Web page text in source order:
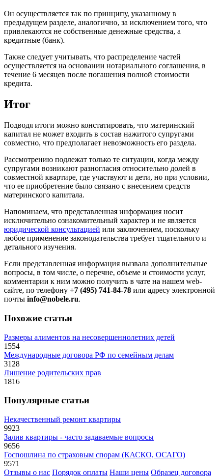
Он осуществляется так по принципу, указанному в
предыдущем разделе, аналогично, за исключением того, что
привлекаются не собственные денежные средства, а
кредитные (банк).
Также следует учитывать, что распределение частей
осуществляется на основании нотариального соглашения, в
течение 6 месяцев после погашения полной стоимости
кредита.
Итог
Подводя итоги можно констатировать, что материнский
капитал не может входить в состав нажитого супругами
совместно, что предполагает невозможность его раздела.
Рассмотрению подлежат только те ситуации, когда между
супругами возникают разногласия относительно долей в
совместной квартире, где участвуют и дети, но при условии,
что ее приобретение было связано с внесением средств
материнского капитала.
Напоминаем, что представленная информация носит
исключительно ознакомительный характер и не является
юридической консультацией или заключением, поскольку
любое применение законодательства требует тщательного и
детального изучения.
Если представленная информация вызвала дополнительные
вопросы, в том числе, о перечне, объеме и стоимости услуг,
комментарии к ним можно получить в чате на нашем web-
сайте, по телефону +7 (495) 741-84-78 или адресу электронной
почты info@nobele.ru.
Похожие статьи
Размеры алиментов на несовершеннолетних детей
1554
Международные договора РФ по семейным делам
3128
Лишение родительских прав
1816
Популярные статьи
Некачественный ремонт квартиры
9923
Залив квартиры - часто задаваемые вопросы
9656
Госпошлина по страховым спорам (КАСКО, ОСАГО)
9571
Отзывы о нас Порядок оплаты Наши цены Образец договора